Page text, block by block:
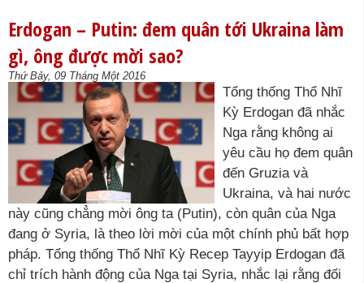
Erdogan – Putin: đem quân tới Ukraina làm
gì, ông được mời sao?
Thứ Bảy, 09 Tháng Một 2016
Tổng thống Thổ Nhĩ
Kỳ Erdogan đã nhắc
Nga rằng không ai
yêu cầu họ đem quân
đến Gruzia và
Ukraina, và hai nước
này cũng chẳng mời ông ta (Putin), còn quân của Nga
đang ở Syria, là theo lời mời của một chính phủ bất hợp
pháp. Tổng thống Thổ Nhĩ Kỳ Recep Tayyip Erdogan đã
chỉ trích hành động của Nga tại Syria, nhắc lại rằng đối